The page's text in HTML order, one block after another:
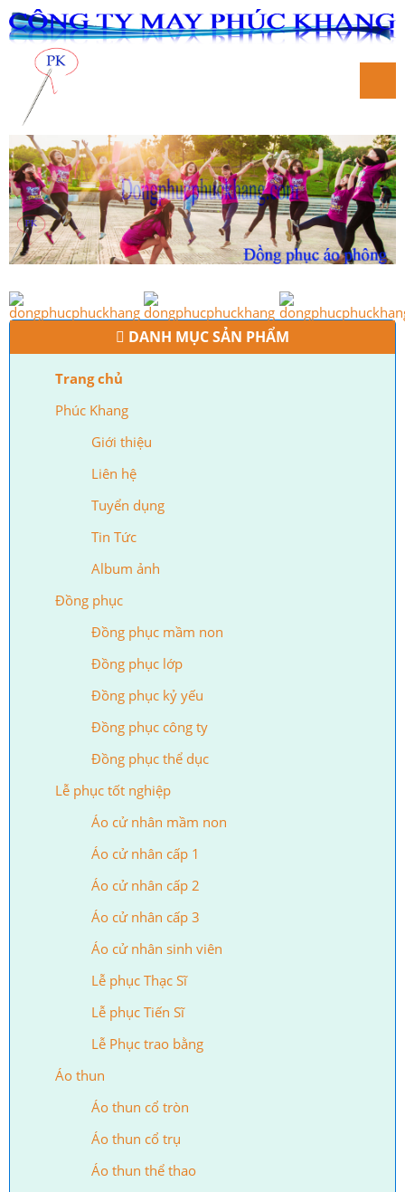
DANH MỤC SẢN PHẨM
Trang chủ
Phúc Khang
Giới thiệu
Liên hệ
Tuyển dụng
Tin Tức
Album ảnh
Đồng phục
Đồng phục mầm non
Đồng phục lớp
Đồng phục kỷ yếu
Đồng phục công ty
Đồng phục thể dục
Lễ phục tốt nghiệp
Áo cử nhân mầm non
Áo cử nhân cấp 1
Áo cử nhân cấp 2
Áo cử nhân cấp 3
Áo cử nhân sinh viên
Lễ phục Thạc Sĩ
Lễ phục Tiến Sĩ
Lễ Phục trao bằng
Áo thun
Áo thun cổ tròn
Áo thun cổ trụ
Áo thun thể thao